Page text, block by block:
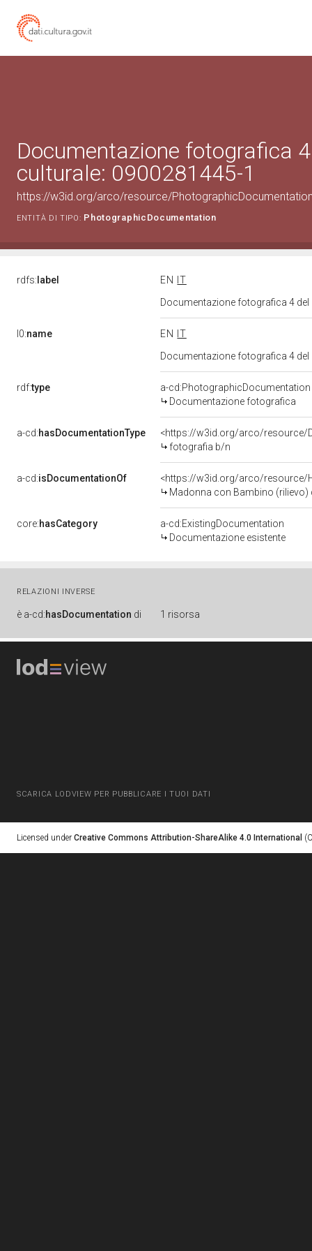
Documentazione fotografica
culturale: 0900281445-1
https://w3id.org/arco/resource/
ENTITÀ DI TIPO: PhotographicDocumentation
rdfs: label EN
IT
Documentazione fotografica 4
l0:name EN
IT
Documentazione fotografica 4
rdf:type
a-cd:PhotographicDocumentation
Documentazione fotografica
a-cd:hasDocumentationType
<https://w3id.org/arco/resource/
fotografia b/n
a-cd:isDocumentationOf
<https://w3id.org/arco/resource/
Madonna con Bambino (rilievo)
core:hasCategory
a-cd:ExistingDocumentation
Documentazione esistente
RELAZIONI INVERSE
è a-cd:hasDocumentation di 1 risorsa
SCARICA LODVIEW PER PUBBLICARE I TUOI DATI
Licensed under Creative Commons Attribution-ShareAlike 4.0 International